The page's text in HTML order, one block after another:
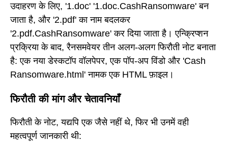
उदाहरण के लिए, '1.doc' '1.doc.CashRansomware' बन
जाता है, और '2.pdf' का नाम बदलकर
'2.pdf.CashRansomware' कर दिया जाता है। एन्क्रिप्शन
प्रक्रिया के बाद, रैनसमवेयर तीन अलग-अलग फिरौती नोट बनाता
है: एक नया डेस्कटॉप वॉलपेपर, एक पॉप-अप विंडो और 'Cash
Ransomware.html' नामक एक HTML फ़ाइल।
फिरौती की मांग और चेतावनियाँ
फिरौती के नोट, यद्यपि एक जैसे नहीं थे, फिर भी उनमें वही
महत्वपूर्ण जानकारी थी: